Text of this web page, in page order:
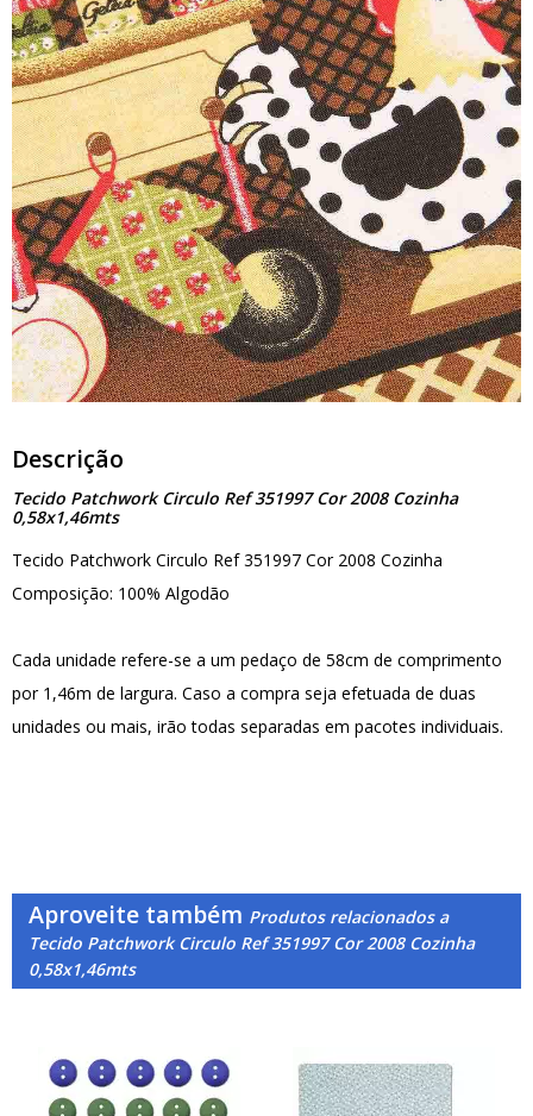
Descrição
Tecido Patchwork Circulo Ref 351997 Cor 2008 Cozinha
0,58x1,46mts
Tecido Patchwork Circulo Ref 351997 Cor 2008 Cozinha
Composição: 100% Algodão
Cada unidade refere-se a um pedaço de 58cm de comprimento
por 1,46m de largura. Caso a compra seja efetuada de duas
unidades ou mais, irão todas separadas em pacotes individuais.
Aproveite também Produtos relacionados a
Tecido Patchwork Circulo Ref 351997 Cor 2008 Cozinha
0,58x1,46mts